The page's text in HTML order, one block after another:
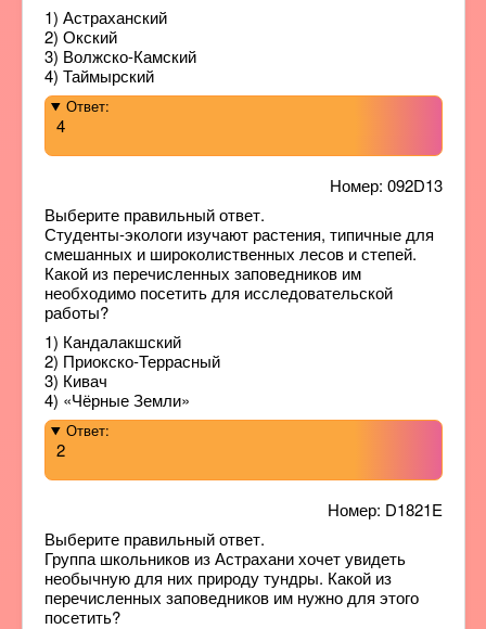
1) Астраханский
2) Окский
3) Волжско-Камский
4) Таймырский
Ответ:
4
Номер: 092D13
Выберите правильный ответ.
Студенты-экологи изучают растения, типичные для
смешанных и широколиственных лесов и степей.
Какой из перечисленных заповедников им
необходимо посетить для исследовательской
работы?
1) Кандалакшский
2) Приокско-Террасный
3) Кивач
4) «Чёрные Земли»
Ответ:
2
Номер: D1821E
Выберите правильный ответ.
Группа школьников из Астрахани хочет увидеть
необычную для них природу тундры. Какой из
перечисленных заповедников им нужно для этого
посетить?